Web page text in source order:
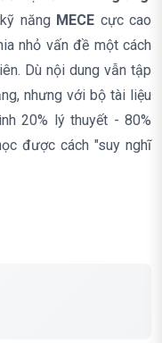
năng MECE cực cao
nhỏ vấn đề một cách
Dù nội dung vẫn tập
nhưng với bộ tài liệu
20% lý thuyết - 80%
được cách "suy nghĩ